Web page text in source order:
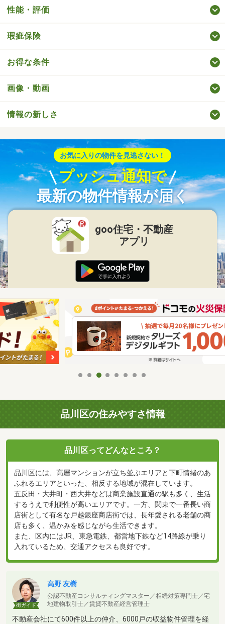
性能・評価
瑕疵保険
お得な条件
画像・動画
情報の新しさ
お気に入りの物件を見逃さない！
プッシュ通知で
最新の物件情報が届く
goo住宅・不動産
アプリ
品川区の住みやすさ情報
品川区ってどんなところ？
品川区には、高層マンションが立ち並ぶエリアと下町情緒のあ
ふれるエリアといった、相反する地域が混在しています。
五反田・大井町・西大井などは商業施設直通の駅も多く、生活
するうえで利便性が高いエリアです。一方、関東で一番長い商
店街として有名な戸越銀座商店街では、長年愛される老舗の商
店も多く、温かみを感じながら生活できます。
また、区内にはJR、東急電鉄、都営地下鉄など14路線が乗り
入れているため、交通アクセスも良好です。
街ガイド
高野 友樹
公認不動産コンサルティングマスター／相続対策専門士／宅
地建物取引士／賃貸不動産経営管理士
不動産会社にて600件以上の仲介、6000戸の収益物件管理を経